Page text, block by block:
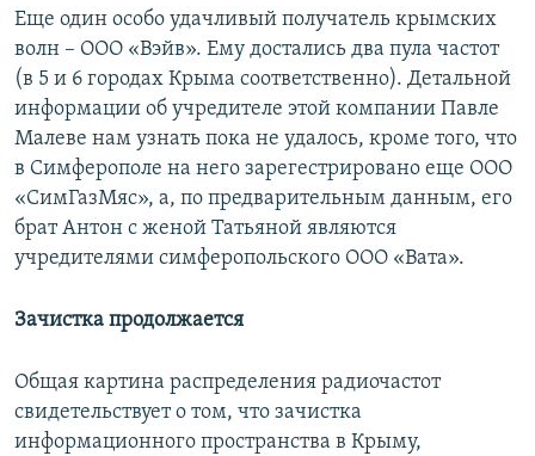
Еще один особо удачливый получатель крымских
волн – ООО «Вэйв». Ему достались два пула частот
(в 5 и 6 городах Крыма соответственно). Детальной
информации об учредителе этой компании Павле
Малеве нам узнать пока не удалось, кроме того, что
в Симферополе на него зарегестрировано еще ООО
«СимГазМяс», а, по предварительным данным, его
брат Антон с женой Татьяной являются
учредителями симферопольского ООО «Вата».
Зачистка продолжается
Общая картина распределения радиочастот
свидетельствует о том, что зачистка
информационного пространства в Крыму,